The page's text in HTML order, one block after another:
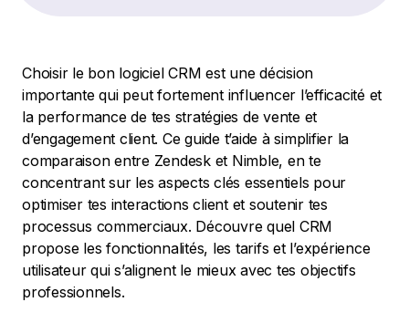
Choisir le bon logiciel CRM est une décision
importante qui peut fortement influencer l’efficacité et
la performance de tes stratégies de vente et
d’engagement client. Ce guide t’aide à simplifier la
comparaison entre Zendesk et Nimble, en te
concentrant sur les aspects clés essentiels pour
optimiser tes interactions client et soutenir tes
processus commerciaux. Découvre quel CRM
propose les fonctionnalités, les tarifs et l’expérience
utilisateur qui s’alignent le mieux avec tes objectifs
professionnels.